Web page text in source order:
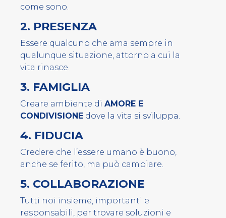
come sono.
2. PRESENZA
Essere qualcuno che ama sempre in
qualunque situazione, attorno a cui la
vita rinasce.
3. FAMIGLIA
Creare ambiente di AMORE E
CONDIVISIONE dove la vita si sviluppa.
4. FIDUCIA
Credere che l’essere umano è buono,
anche se ferito, ma può cambiare.
5. COLLABORAZIONE
Tutti noi insieme, importanti e
responsabili, per trovare soluzioni e